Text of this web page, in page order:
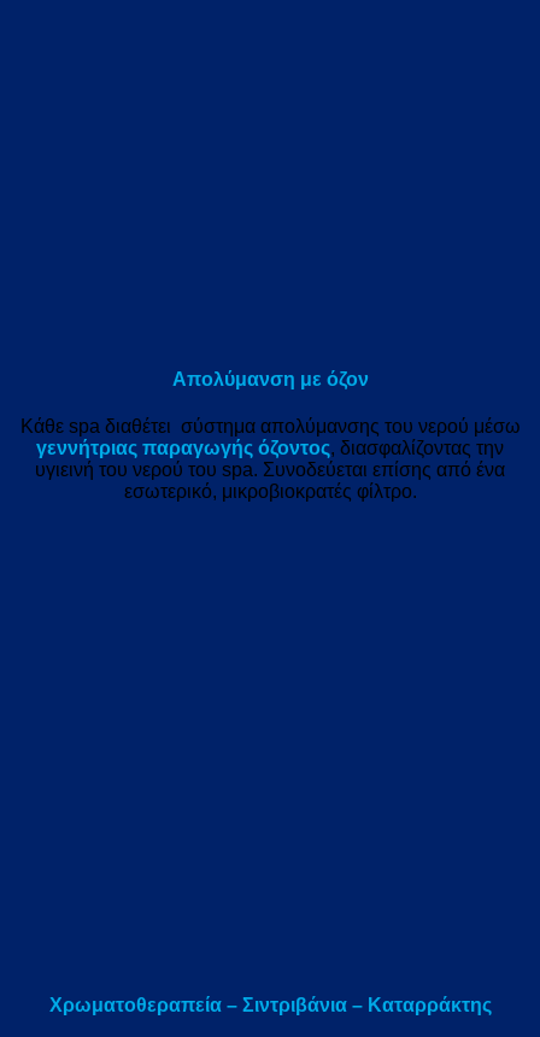
Απολύμανση με όζον
Κάθε spa διαθέτει σύστημα απολύμανσης του νερού μέσω
γεννήτριας παραγωγής όζοντος, διασφαλίζοντας την
υγιεινή του νερού του spa. Συνοδεύεται επίσης από ένα
εσωτερικό, μικροβιοκρατές φίλτρο.
Χρωματοθεραπεία – Σιντριβάνια – Καταρράκτης